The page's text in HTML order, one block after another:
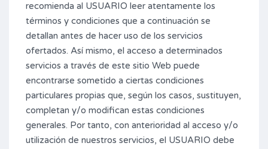
recomienda al USUARIO leer atentamente los
términos y condiciones que a continuación se
detallan antes de hacer uso de los servicios
ofertados. Así mismo, el acceso a determinados
servicios a través de este sitio Web puede
encontrarse sometido a ciertas condiciones
particulares propias que, según los casos, sustituyen,
completan y/o modifican estas condiciones
generales. Por tanto, con anterioridad al acceso y/o
utilización de nuestros servicios, el USUARIO debe